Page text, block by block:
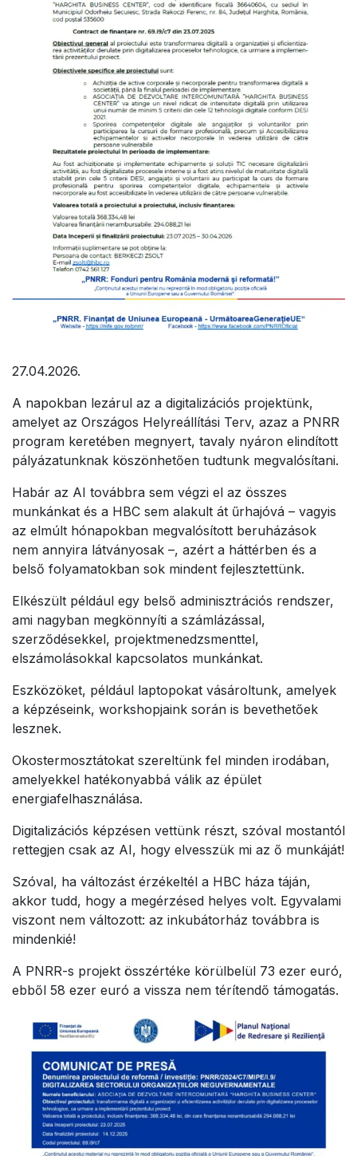
27.04.2026.
A napokban lezárul az a digitalizációs projektünk,
amelyet az Országos Helyreállítási Terv, azaz a PNRR
program keretében megnyert, tavaly nyáron elindított
pályázatunknak köszönhetően tudtunk megvalósítani.
Habár az AI továbbra sem végzi el az összes
munkánkat és a HBC sem alakult át űrhajóvá – vagyis
az elmúlt hónapokban megvalósított beruházások
nem annyira látványosak –, azért a háttérben és a
belső folyamatokban sok mindent fejlesztettünk.
Elkészült például egy belső adminisztrációs rendszer,
ami nagyban megkönnyíti a számlázással,
szerződésekkel, projektmenedzsmenttel,
elszámolásokkal kapcsolatos munkánkat.
Eszközöket, például laptopokat vásároltunk, amelyek
a képzéseink, workshopjaink során is bevethetőek
lesznek.
Okostermosztátokat szereltünk fel minden irodában,
amelyekkel hatékonyabbá válik az épület
energiafelhasználása.
Digitalizációs képzésen vettünk részt, szóval mostantól
rettegjen csak az AI, hogy elvesszük mi az ő munkáját!
Szóval, ha változást érzékeltél a HBC háza táján,
akkor tudd, hogy a megérzésed helyes volt. Egyvalami
viszont nem változott: az inkubátorház továbbra is
mindenkié!
A PNRR-s projekt összértéke körülbelül 73 ezer euró,
ebből 58 ezer euró a vissza nem térítendő támogatás.